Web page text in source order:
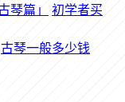
初学者买
古琴一般多少钱